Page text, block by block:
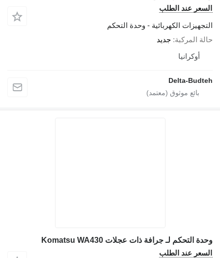
السعر عند الطلب
التجهيزات الكهربائية - وحدة التحكم
حالة المركبة جديد
أوكرانيا
Delta-Budteh
وحدة التحكم لـ جرافة ذات عجلات Komatsu WA430
السعر عند الطلب